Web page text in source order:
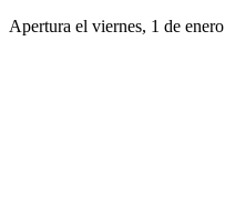
Apertura el viernes, 1 de enero